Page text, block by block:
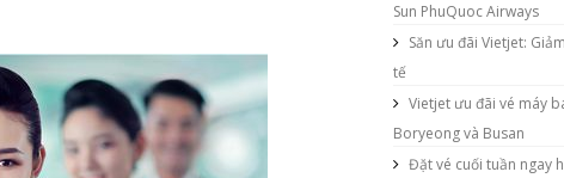
Sun PhuQuoc Airways
Săn ưu đãi Vietjet:
tế
Vietjet ưu đãi vé máy
Boryeong và Busan
Đặt vé cuối tuần ngay